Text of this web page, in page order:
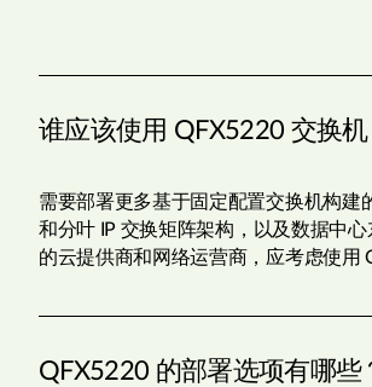
谁应该使用 QFX5220 交换机
需要部署更多基于固定配置交换机构建
和分叶 IP 交换矩阵架构，以及数据中
的云提供商和网络运营商，应考虑使用
QFX5220 的部署选项有哪些